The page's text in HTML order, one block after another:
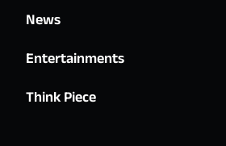
News
Entertainments
Think Piece